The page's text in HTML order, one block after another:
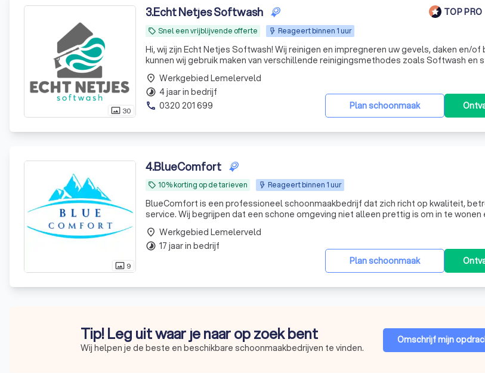
photo_size_select_actual 30
3.Echt Netjes Softwash TOP PRO
local_offer Snel een vrijblijvende offerte Reageert binnen 1 uur
Hi, wij zijn Echt Netjes Softwash! Wij reinigen en impregneren uw gevels, daken en/of bestrating. Hiervoor
kunnen wij gebruik maken van verschillende reinigingsmethodes zoals Softwash en
softwash wordt uw woning met lage druk gereinigd dus geen hogedrukreiniging,
Plan schoonmaak
place Werkgebied Lemelerveld
timelapse 4 jaar in bedrijf
phone 0320 201 699
photo_size_select_actual 9
4.BlueComfort
local_offer 10% korting op de tarieven Reageert binnen 1 uur
BlueComfort is een professioneel schoonmaakbedrijf dat zich richt op kwaliteit,
service. Wij begrijpen dat een schone omgeving niet alleen prettig is om in te wonen
Plan schoonmaak
place Werkgebied Lemelerveld
timelapse 17 jaar in bedrijf
Tip! Leg uit waar je naar op zoek bent
Wij helpen je de beste en beschikbare schoonmaakbedrijven te vinden.
Omschrijf mijn